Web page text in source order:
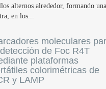
alternos alrededor, formando una
en los...
moleculares
detección de Foc R4T
plataformas
colorimétricas de
y LAMP